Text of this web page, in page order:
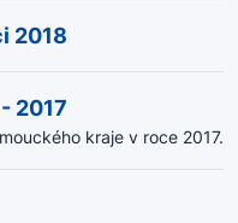
2018
2017
kraje v roce 2017.